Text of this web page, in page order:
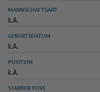
MANNSCHAFTSART
k.A.
GEBURTSDATUM
k.A.
POSITION
k.A.
STARKER FUSS